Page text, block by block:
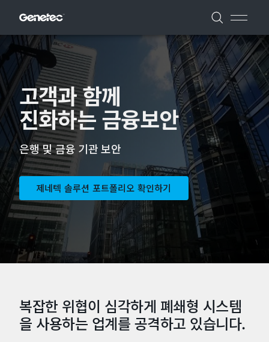
고객과 함께
진화하는 금융보안
은행 및 금융 기관 보안
제네텍 솔루션 포트폴리오 확인하기
복잡한 위협이 심각하게 폐쇄형 시스템
을 사용하는 업계를 공격하고 있습니다.